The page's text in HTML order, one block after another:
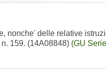
nonche' delle relative
159. (14A08848) (GU